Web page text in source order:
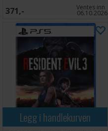
371,- Ventes inn
06.10.2026
Legg i handlekurven